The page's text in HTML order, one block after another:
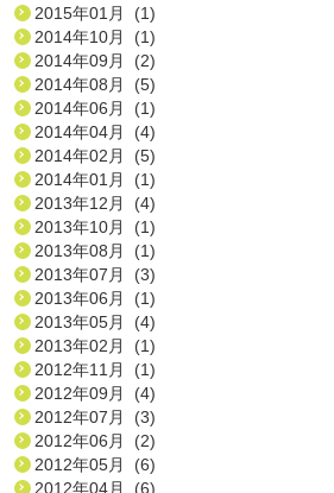
2015年01月 (1)
2014年10月 (1)
2014年09月 (2)
2014年08月 (5)
2014年06月 (1)
2014年04月 (4)
2014年02月 (5)
2014年01月 (1)
2013年12月 (4)
2013年10月 (1)
2013年08月 (1)
2013年07月 (3)
2013年06月 (1)
2013年05月 (4)
2013年02月 (1)
2012年11月 (1)
2012年09月 (4)
2012年07月 (3)
2012年06月 (2)
2012年05月 (6)
2012年04月 (6)